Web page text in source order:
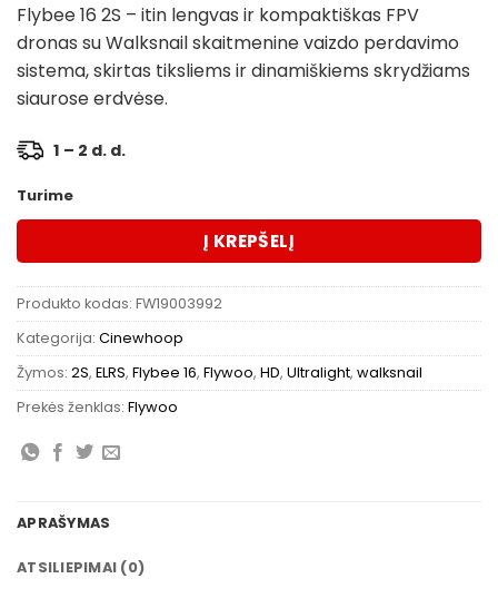
Flybee 16 2S – itin lengvas ir kompaktiškas FPV
dronas su Walksnail skaitmenine vaizdo perdavimo
sistema, skirtas tiksliems ir dinamiškiems skrydžiams
siaurose erdvėse.
1 – 2 d. d.
Turime
Į KREPŠELĮ
Produkto kodas: FW19003992
Kategorija: Cinewhoop
Žymos: 2S, ELRS, Flybee 16, Flywoo, HD, Ultralight, walksnail
Prekės ženklas: Flywoo
APRAŠYMAS
ATSILIEPIMAI (0)